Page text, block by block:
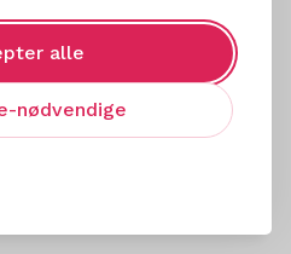
alle
nødvendige